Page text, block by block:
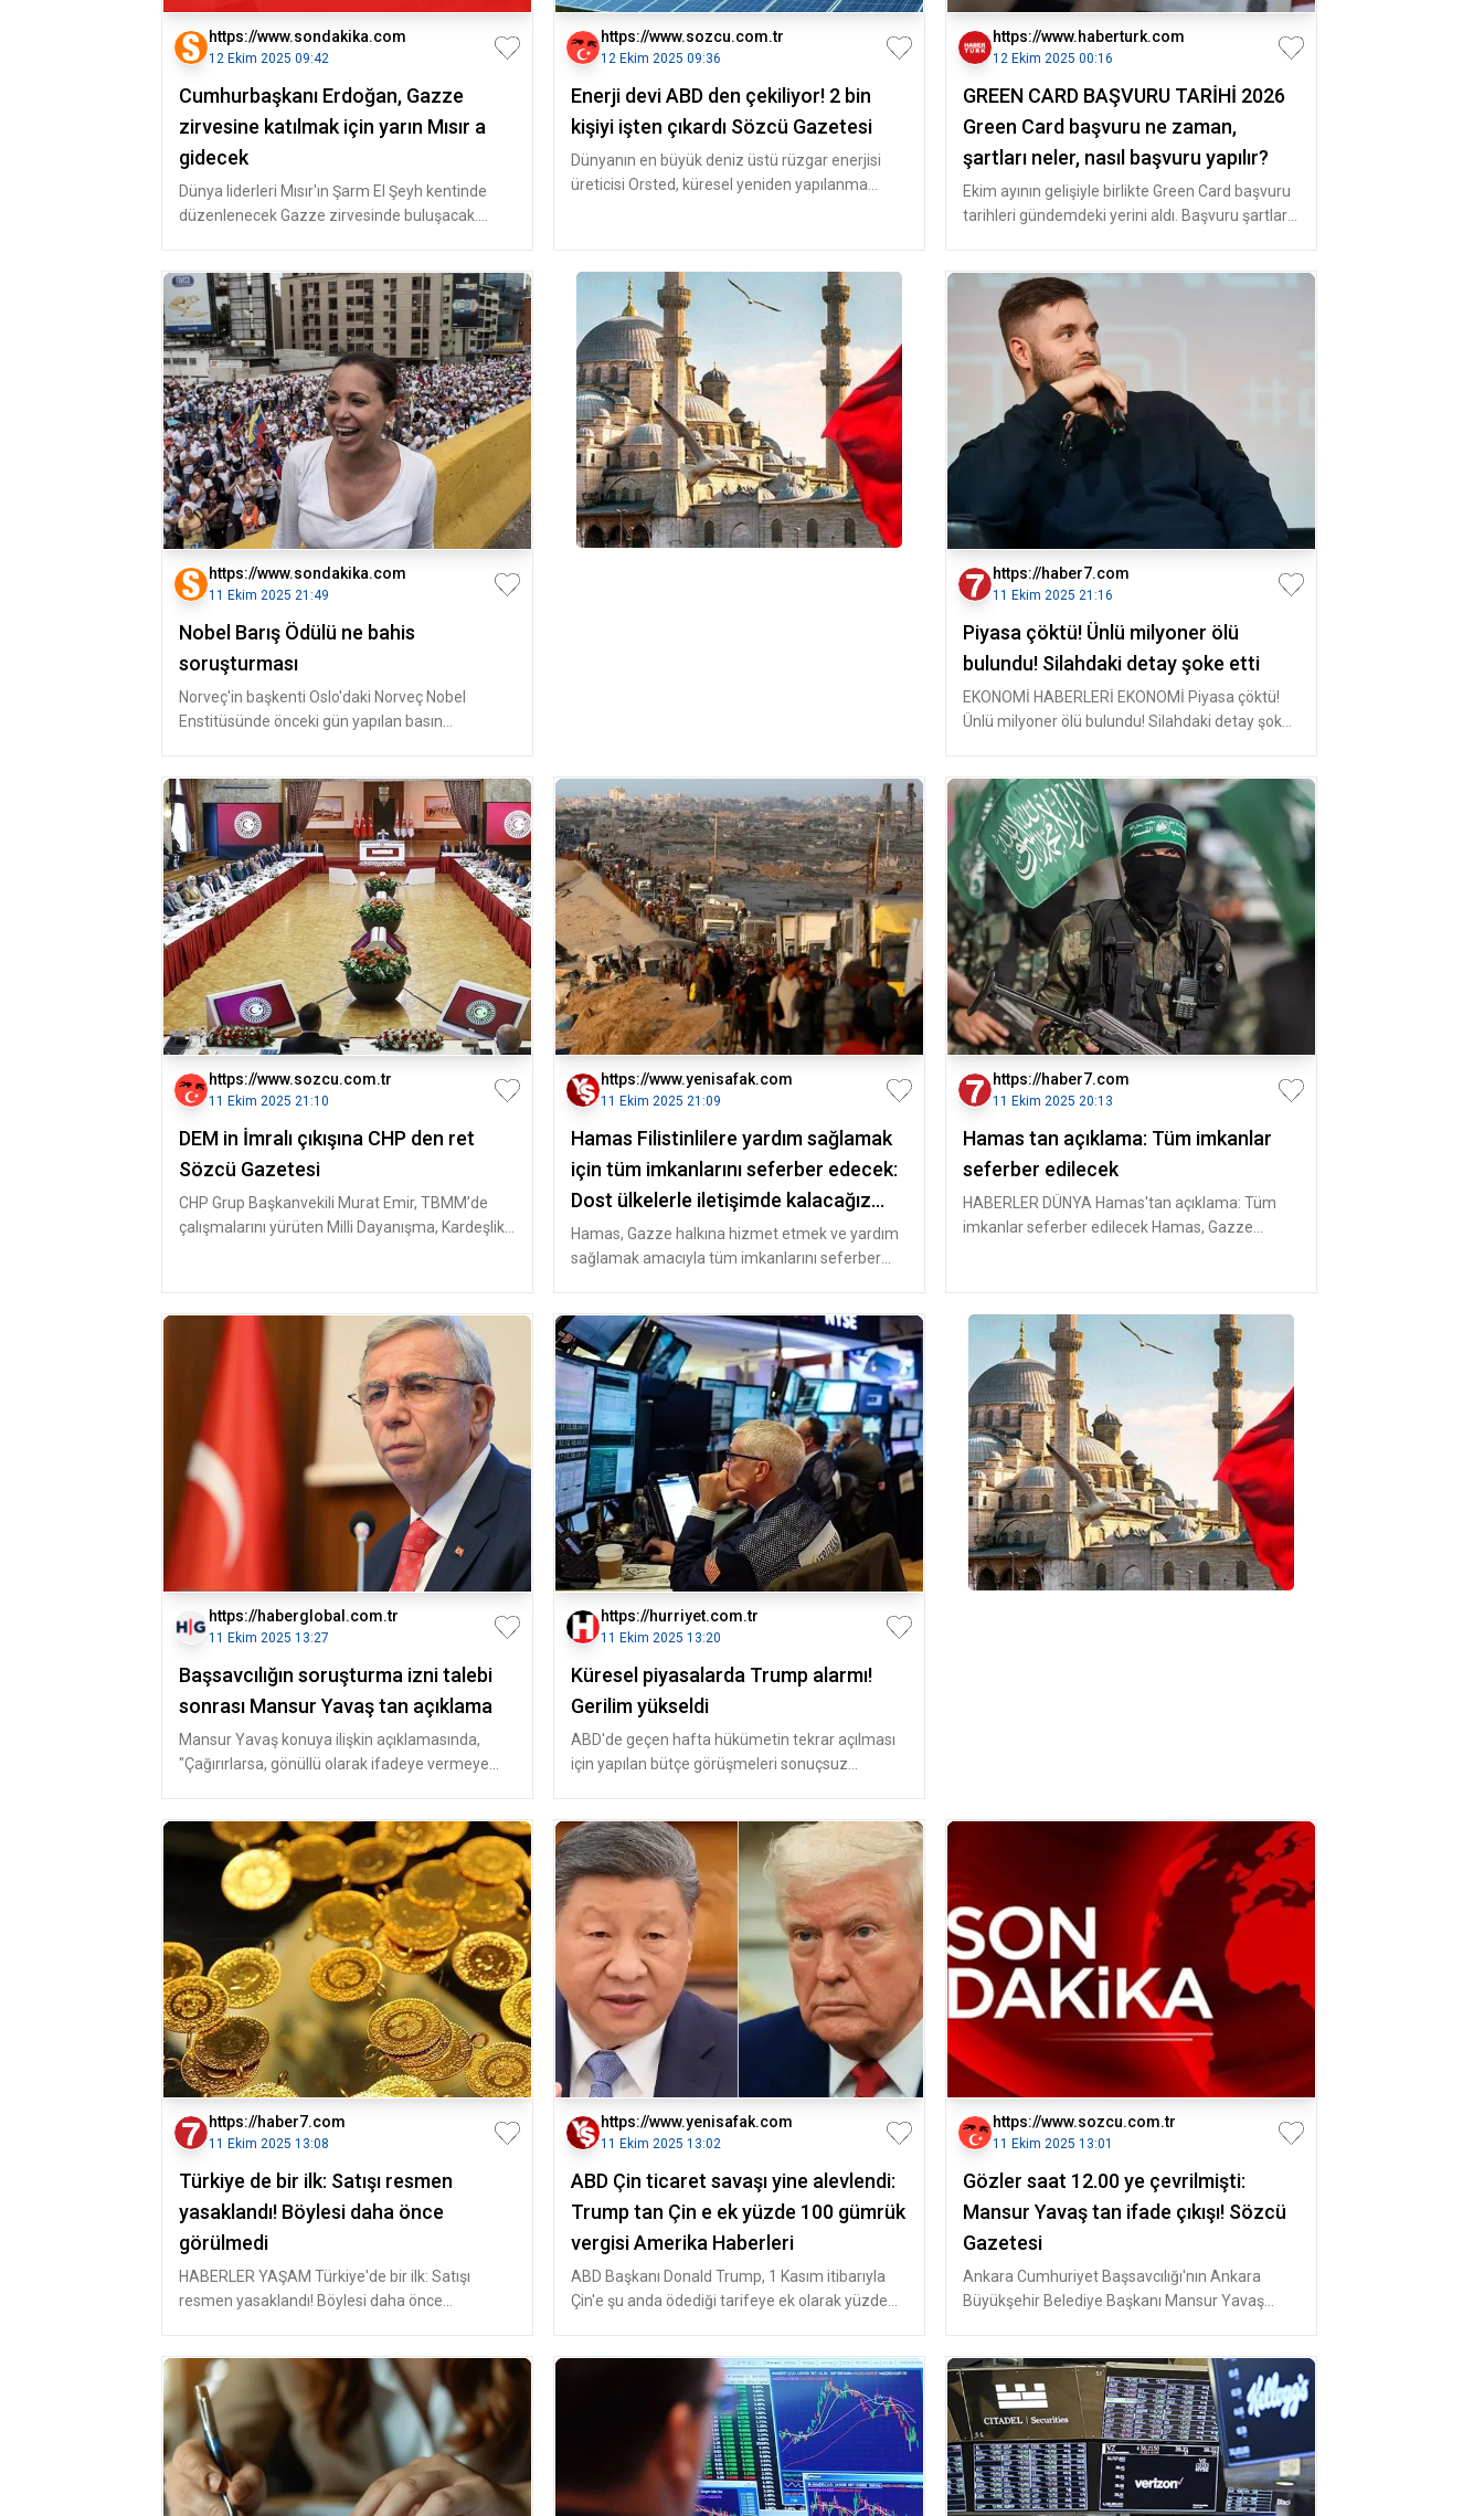
https://www.sondakika.com
12 Ekim 2025 09:42
Cumhurbaşkanı Erdoğan, Gazze
zirvesine katılmak için yarın Mısır a
gidecek
Dünya liderleri Mısır'ın Şarm El Şeyh kentinde
düzenlenecek Gazze zirvesinde buluşacak.
https://www.sozcu.com.tr
12 Ekim 2025 09:36
Enerji devi ABD den çekiliyor! 2 bin
kişiyi işten çıkardı Sözcü Gazetesi
Dünyanın en büyük deniz üstü rüzgar enerjisi
üreticisi Orsted, küresel yeniden yapılanma
https://www.haberturk.com
12 Ekim 2025 00:16
GREEN CARD BAŞVURU TARİHİ 2026
Green Card başvuru ne zaman,
şartları neler, nasıl başvuru yapılır?
Ekim ayının gelişiyle birlikte Green Card başvuru
tarihleri gündemdeki yerini aldı. Başvuru şartları
https://www.sondakika.com
11 Ekim 2025 21:49
Nobel Barış Ödülü ne bahis
soruşturması
Norveç'in başkenti Oslo'daki Norveç Nobel
Enstitüsünde önceki gün yapılan basın
https://haber7.com
11 Ekim 2025 21:16
Piyasa çöktü! Ünlü milyoner ölü
bulundu! Silahdaki detay şoke etti
EKONOMİ HABERLERİ EKONOMİ Piyasa çöktü!
Ünlü milyoner ölü bulundu! Silahdaki detay şoke
https://www.sozcu.com.tr
11 Ekim 2025 21:10
DEM in İmralı çıkışına CHP den ret
Sözcü Gazetesi
CHP Grup Başkanvekili Murat Emir, TBMM’de
çalışmalarını yürüten Milli Dayanışma, Kardeşlik
https://www.yenisafak.com
11 Ekim 2025 21:09
Hamas Filistinlilere yardım sağlamak
için tüm imkanlarını seferber edecek:
Dost ülkelerle iletişimde kalacağız
Dünya Haberleri
Hamas, Gazze halkına hizmet etmek ve yardım
sağlamak amacıyla tüm imkanlarını seferber
https://haber7.com
11 Ekim 2025 20:13
Hamas tan açıklama: Tüm imkanlar
seferber edilecek
HABERLER DÜNYA Hamas'tan açıklama: Tüm
imkanlar seferber edilecek Hamas, Gazze
https://haberglobal.com.tr
11 Ekim 2025 13:27
Başsavcılığın soruşturma izni talebi
sonrası Mansur Yavaş tan açıklama
Mansur Yavaş konuya ilişkin açıklamasında,
"Çağırırlarsa, gönüllü olarak ifadeye vermeye
https://hurriyet.com.tr
11 Ekim 2025 13:20
Küresel piyasalarda Trump alarmı!
Gerilim yükseldi
ABD'de geçen hafta hükümetin tekrar açılması
için yapılan bütçe görüşmeleri sonuçsuz
https://haber7.com
11 Ekim 2025 13:08
Türkiye de bir ilk: Satışı resmen
yasaklandı! Böylesi daha önce
görülmedi
HABERLER YAŞAM Türkiye'de bir ilk: Satışı
resmen yasaklandı! Böylesi daha önce
https://www.yenisafak.com
11 Ekim 2025 13:02
ABD Çin ticaret savaşı yine alevlendi:
Trump tan Çin e ek yüzde 100 gümrük
vergisi Amerika Haberleri
ABD Başkanı Donald Trump, 1 Kasım itibarıyla
Çin'e şu anda ödediği tarifeye ek olarak yüzde
https://www.sozcu.com.tr
11 Ekim 2025 13:01
Gözler saat 12.00 ye çevrilmişti:
Mansur Yavaş tan ifade çıkışı! Sözcü
Gazetesi
Ankara Cumhuriyet Başsavcılığı'nın Ankara
Büyükşehir Belediye Başkanı Mansur Yavaş